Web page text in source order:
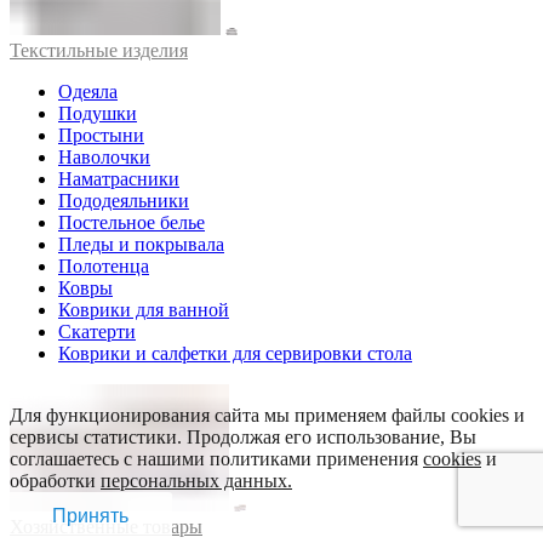
Текстильные изделия
Одеяла
Подушки
Простыни
Наволочки
Наматрасники
Пододеяльники
Постельное белье
Пледы и покрывала
Полотенца
Ковры
Коврики для ванной
Скатерти
Коврики и салфетки для сервировки стола
Хозяйственные товары
Для функционирования сайта мы применяем файлы cookies и
сервисы статистики. Продолжая его использование, Вы
соглашаетесь с нашими политиками применения cookiesи
обработки персональных данных.
Принять